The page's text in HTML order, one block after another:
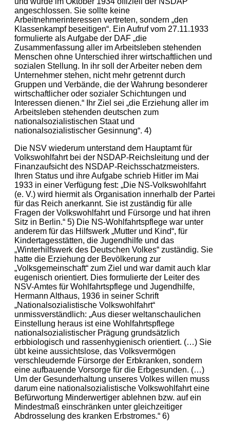
angeschlossen. Sie sollte keine
Arbeitnehmerinteressen vertreten, sondern „den
Klassenkampf beseitigen“. Ein Aufruf vom 27.11.1933
formulierte als Aufgabe der DAF „die
Zusammenfassung aller im Arbeitsleben stehenden
Menschen ohne Unterschied ihrer wirtschaftlichen und
sozialen Stellung. In ihr soll der Arbeiter neben dem
Unternehmer stehen, nicht mehr getrennt durch
Gruppen und Verbände, die der Wahrung besonderer
wirtschaftlicher oder sozialer Schichtungen und
Interessen dienen.“ Ihr Ziel sei „die Erziehung aller im
Arbeitsleben stehenden deutschen zum
nationalsozialistischen Staat und
nationalsozialistischer Gesinnung“. 4)
Die NSV wiederum unterstand dem Hauptamt für
Volkswohlfahrt bei der NSDAP-Reichsleitung und der
Finanzaufsicht des NSDAP-Reichsschatzmeisters.
Ihren Status und ihre Aufgabe schrieb Hitler im Mai
1933 in einer Verfügung fest: „Die NS-Volkswohlfahrt
(e. V.) wird hiermit als Organisation innerhalb der Partei
für das Reich anerkannt. Sie ist zuständig für alle
Fragen der Volkswohlfahrt und Fürsorge und hat ihren
Sitz in Berlin.“ 5) Die NS-Wohlfahrtspflege war unter
anderem für das Hilfswerk „Mutter und Kind“, für
Kindertagesstätten, die Jugendhilfe und das
„Winterhilfswerk des Deutschen Volkes“ zuständig. Sie
hatte die Erziehung der Bevölkerung zur
„Volksgemeinschaft“ zum Ziel und war damit auch klar
eugenisch orientiert. Dies formulierte der Leiter des
NSV-Amtes für Wohlfahrtspflege und Jugendhilfe,
Hermann Althaus, 1936 in seiner Schrift
„Nationalsozialistische Volkswohlfahrt“
unmissverständlich: „Aus dieser weltanschaulichen
Einstellung heraus ist eine Wohlfahrtspflege
nationalsozialistischer Prägung grundsätzlich
erbbiologisch und rassenhygienisch orientiert. (…) Sie
übt keine aussichtslose, das Volksvermögen
verschleudernde Fürsorge der Erbkranken, sondern
eine aufbauende Vorsorge für die Erbgesunden. (…)
Um der Gesunderhaltung unseres Volkes willen muss
darum eine nationalsozialistische Volkswohlfahrt eine
Befürwortung Minderwertiger ablehnen bzw. auf ein
Mindestmaß einschränken unter gleichzeitiger
Abdrosselung des kranken Erbstromes.“ 6)